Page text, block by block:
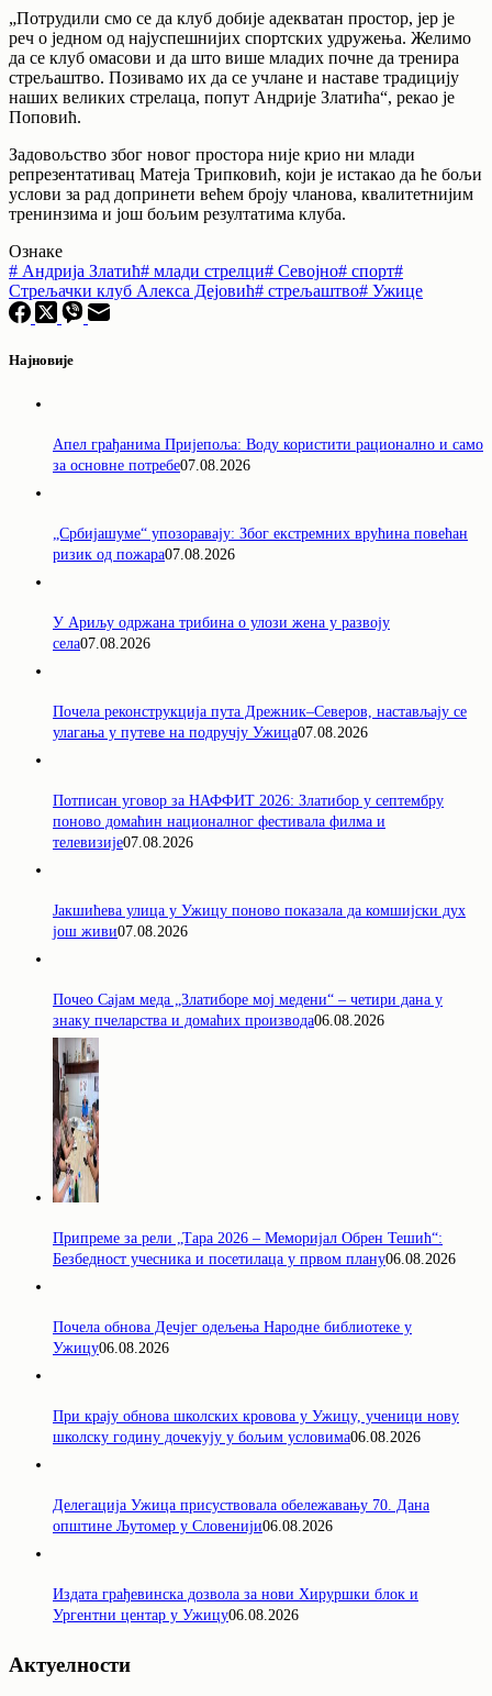
„Потрудили смо се да клуб добије адекватан простор, јер је
реч о једном од најуспешнијих спортских удружења. Желимо
да се клуб омасови и да што више младих почне да тренира
стрељаштво. Позивамо их да се учлане и наставе традицију
наших великих стрелаца, попут Андрије Златића“, рекао је
Поповић.
Задовољство због новог простора није крио ни млади
репрезентативац Матеја Трипковић, који је истакао да ће бољи
услови за рад допринети већем броју чланова, квалитетнијим
тренинзима и још бољим резултатима клуба.
Ознаке
# Андрија Златић# млади стрелци# Севојно# спорт#
Стрељачки клуб Алекса Дејовић# стрељаштво# Ужице
Најновије
Апел грађанима Пријепоља: Воду користити рационално и само
за основне потребе07.08.2026
„Србијашуме“ упозоравају: Због екстремних врућина повећан
ризик од пожара07.08.2026
У Ариљу одржана трибина о улози жена у развоју
села07.08.2026
Почела реконструкција пута Дрежник–Северов, настављају се
улагања у путеве на подручју Ужица07.08.2026
Потписан уговор за НАФФИТ 2026: Златибор у септембру
поново домаћин националног фестивала филма и
телевизије07.08.2026
Јакшићева улица у Ужицу поново показала да комшијски дух
још живи07.08.2026
Почео Сајам меда „Златиборе мој медени“ – четири дана у
знаку пчеларства и домаћих производа06.08.2026
Припреме за рели „Тара 2026 – Меморијал Обрен Тешић“:
Безбедност учесника и посетилаца у првом плану06.08.2026
Почела обнова Дечјег одељења Народне библиотеке у
Ужицу06.08.2026
При крају обнова школских кровова у Ужицу, ученици нову
школску годину дочекују у бољим условима06.08.2026
Делегација Ужица присуствовала обележавању 70. Дана
општине Љутомер у Словенији06.08.2026
Издата грађевинска дозвола за нови Хируршки блок и
Ургентни центар у Ужицу06.08.2026
Актуелности